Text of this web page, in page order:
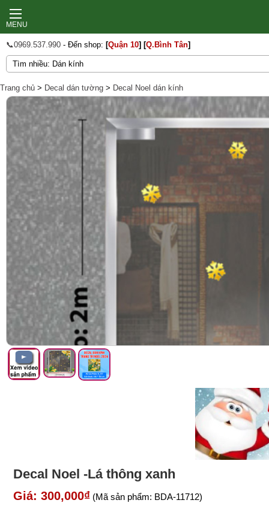
MENU
📞0969.537.990 - Đến shop: [Quận 10] [Q.Bình Tân]
Trang chủ > Decal dán tường > Decal Noel dán kính
Decal Noel -Lá thông xanh
Giá: 300,000₫ (Mã sản phẩm: BDA-11712)